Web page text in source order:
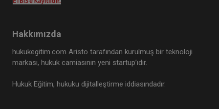
Hakkımızda
hukukegitim.com Aristo tarafından kurulmuş bir teknoloji
markası, hukuk camiasının yeni startup’ıdır.
Hukuk Eğitim, hukuku dijitalleştirme iddiasındadır.